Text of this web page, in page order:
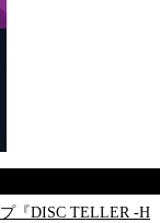
『DISC TELLER -H